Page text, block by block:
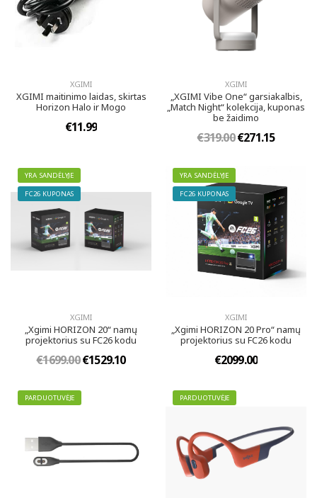
XGIMI
XGIMI maitinimo laidas, skirtas
Horizon Halo ir Mogo
€11.99
XGIMI
„XGIMI Vibe One“ garsiakalbis,
„Match Night“ kolekcija, kuponas
be žaidimo
€319.00€271.15
YRA SANDĖLYJE
FC26 KUPONAS
XGIMI
„Xgimi HORIZON 20“ namų
projektorius su FC26 kodu
€1699.00€1529.10
YRA SANDĖLYJE
FC26 KUPONAS
XGIMI
„Xgimi HORIZON 20 Pro“ namų
projektorius su FC26 kodu
€2099.00
PARDUOTUVĖJE PARDUOTUVĖJE